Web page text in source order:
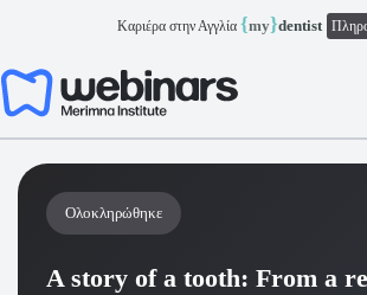
Καριέρα στην Αγγλία {my}dentist
Ολοκληρώθηκε
A story of a tooth: From a